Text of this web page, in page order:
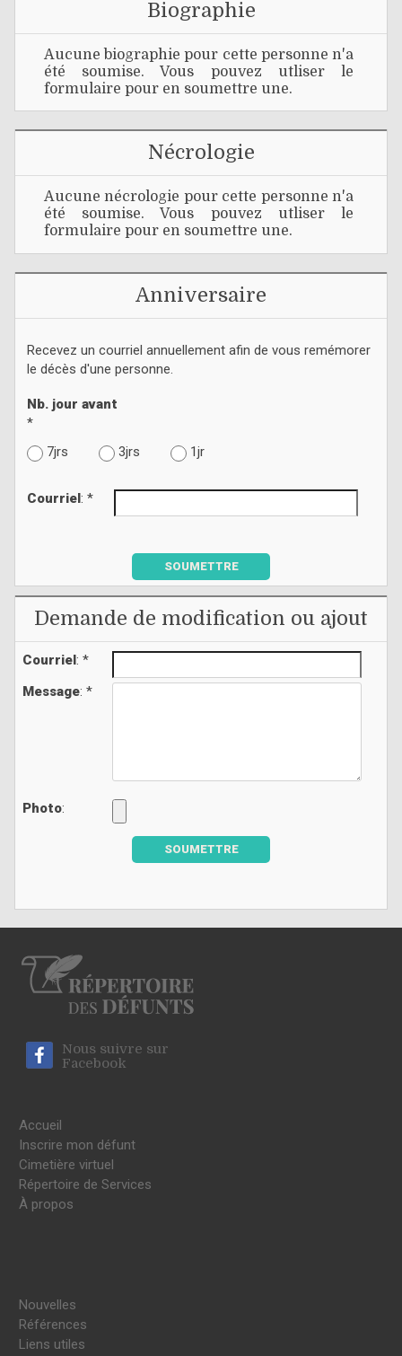
Biographie
Aucune biographie pour cette personne n'a
été soumise. Vous pouvez utliser le
formulaire pour en soumettre une.
Nécrologie
Aucune nécrologie pour cette personne n'a
été soumise. Vous pouvez utliser le
formulaire pour en soumettre une.
Anniversaire
Recevez un courriel annuellement afin de vous remémorer
le décès d'une personne.
Nb. jour avant
*
7jrs
3jrs 1jr
Courriel : *
SOUMETTRE
Demande de modification ou ajout
Courriel: *
Message: *
Photo:
SOUMETTRE
Nous suivre sur
Facebook
Accueil
Inscrire mon défunt
Cimetière virtuel
Répertoire de Services
À propos
Nouvelles
Références
Liens utiles